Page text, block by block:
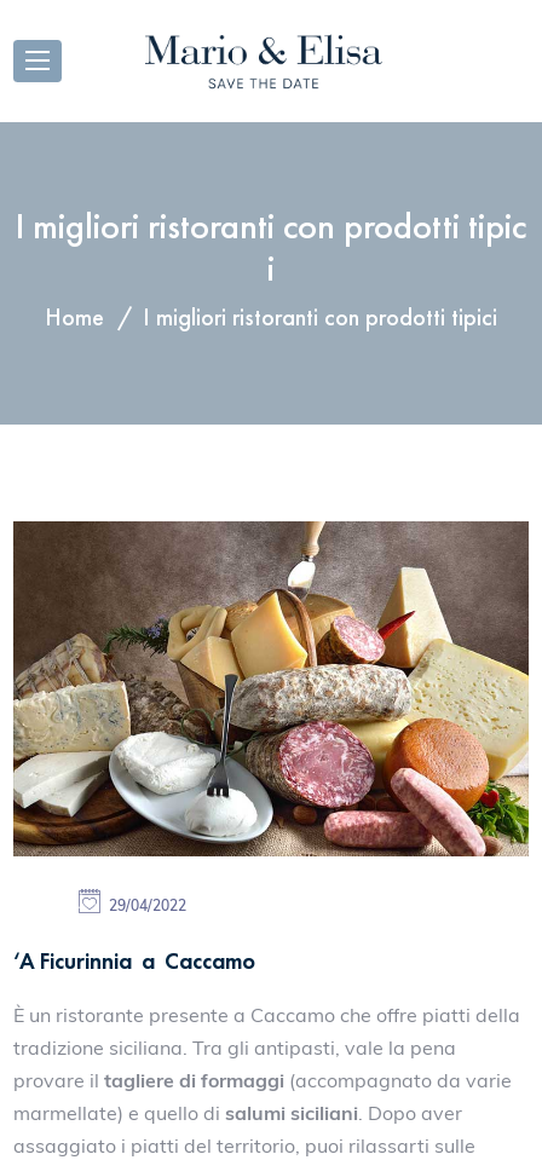
I migliori ristoranti con prodotti tipic
i
Home I migliori ristoranti con prodotti tipici
29/04/2022
‘A Ficurinnia a Caccamo
È un ristorante presente a Caccamo che offre piatti della
tradizione siciliana. Tra gli antipasti, vale la pena
provare iltagliere di formaggi (accompagnato da varie
marmellate) e quello di salumi siciliani. Dopo aver
assaggiato i piatti del territorio, puoi rilassarti sulle